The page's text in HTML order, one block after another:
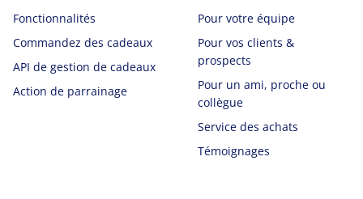
Fonctionnalités
Commandez des cadeaux
API de gestion de cadeaux
Action de parrainage
Pour votre équipe
Pour vos clients &
prospects
Pour un ami, proche ou
collègue
Service des achats
Témoignages